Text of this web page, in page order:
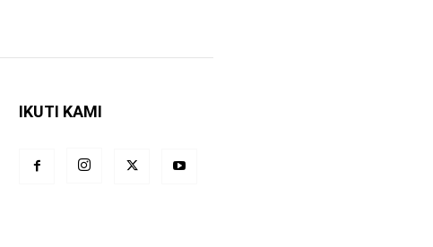
IKUTI KAMI